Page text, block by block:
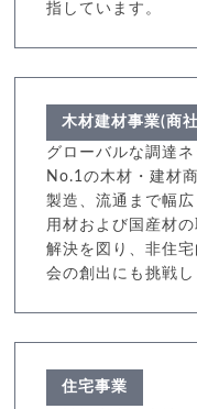
指しています。
木材建材事業(商
グローバルな調達
No.1の木材・建材
製造、流通まで幅
用材および国産材
解決を図り、非住
会の創出にも挑戦し
住宅事業